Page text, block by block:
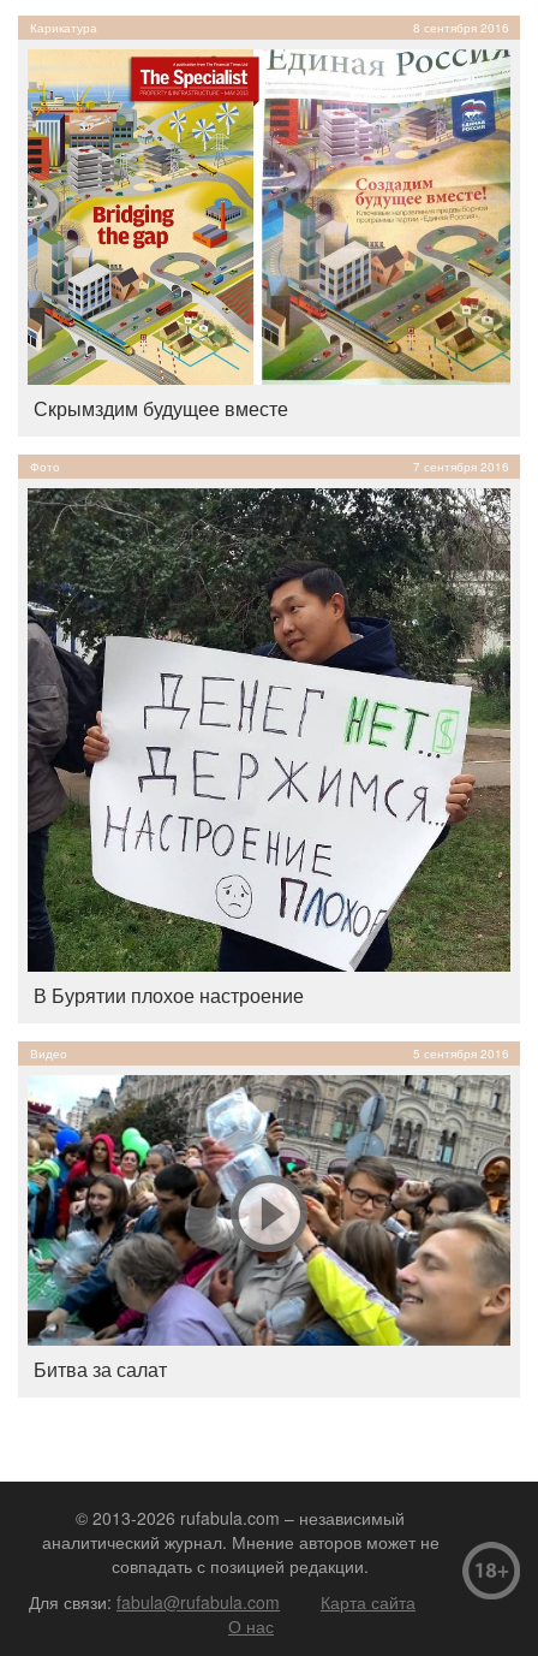
Карикатура 8 сентября 2016
Скрымздим будущее вместе
Фото 7 сентября 2016
В Бурятии плохое настроение
Видео 5 сентября 2016
Битва за салат
© 2013-2026 rufabula.com – независимый
аналитический журнал. Мнение авторов может не
совпадать с позицией редакции.
Для связи: fabula@rufabula.com
Карта сайта
О нас